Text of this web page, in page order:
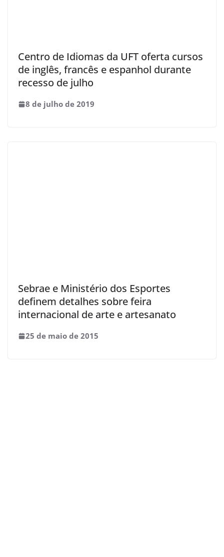
Centro de Idiomas da UFT oferta cursos
de inglês, francês e espanhol durante
recesso de julho
8 de julho de 2019
Sebrae e Ministério dos Esportes
definem detalhes sobre feira
internacional de arte e artesanato
25 de maio de 2015